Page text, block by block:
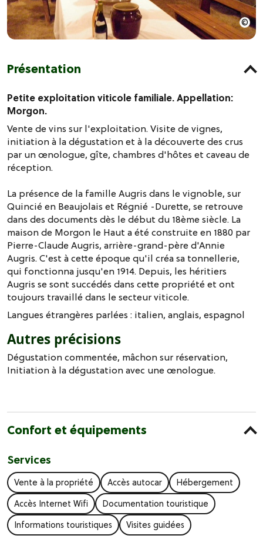
Présentation
Petite exploitation viticole familiale. Appellation:
Morgon.
Vente de vins sur l'exploitation. Visite de vignes,
initiation à la dégustation et à la découverte des crus
par un œnologue, gîte, chambres d'hôtes et caveau de
réception.
La présence de la famille Augris dans le vignoble, sur
Quincié en Beaujolais et Régnié -Durette, se retrouve
dans des documents dès le début du 18ème siècle. La
maison de Morgon le Haut a été construite en 1880 par
Pierre-Claude Augris, arrière-grand-père d'Annie
Augris. C'est à cette époque qu'il créa sa tonnellerie,
qui fonctionna jusqu'en 1914. Depuis, les héritiers
Augris se sont succédés dans cette propriété et ont
toujours travaillé dans le secteur viticole.
Langues étrangères parlées : italien anglais espagnol
Autres précisions
Dégustation commentée, mâchon sur réservation,
Initiation à la dégustation avec une œnologue.
Confort et équipements
Services
Vente à la propriété Accès autocar
Hébergement
Accès Internet Wifi
Documentation touristique
Informations touristiques
Visites guidées